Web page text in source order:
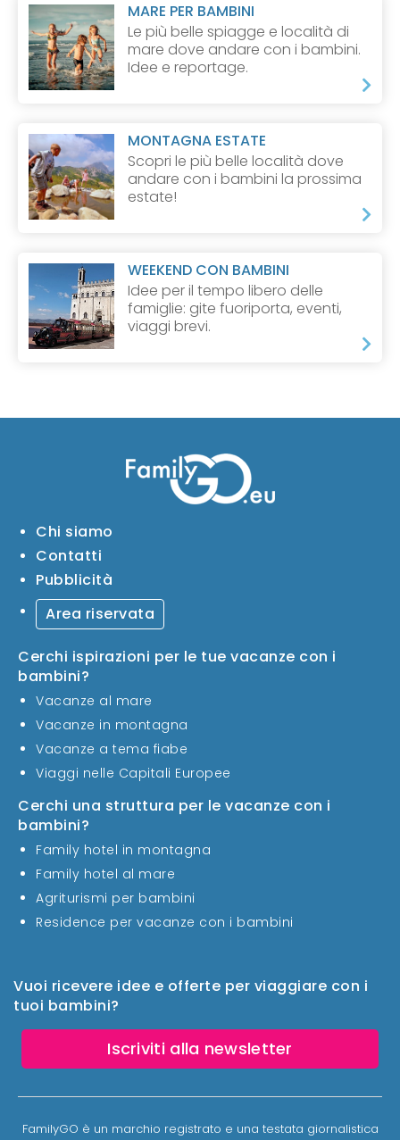
MARE PER BAMBINI
Le più belle spiagge e località di
mare dove andare con i bambini.
Idee e reportage.
MONTAGNA ESTATE
Scopri le più belle località dove
andare con i bambini la prossima
estate!
WEEKEND CON BAMBINI
Idee per il tempo libero delle
famiglie: gite fuoriporta, eventi,
viaggi brevi.
Vuoi ricevere idee e offerte per viaggiare con i
tuoi bambini?
Iscriviti alla newsletter
Chi siamo
Contatti
Pubblicità
Area riservata
Cerchi ispirazioni per le tue vacanze con i
bambini?
Vacanze al mare
Vacanze in montagna
Vacanze a tema fiabe
Viaggi nelle Capitali Europee
Cerchi una struttura per le vacanze con i
bambini?
Family hotel in montagna
Family hotel al mare
Agriturismi per bambini
Residence per vacanze con i bambini
FamilyGO è un marchio registrato e una testata giornalistica